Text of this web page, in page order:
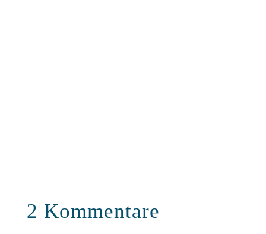
2 Kommentare